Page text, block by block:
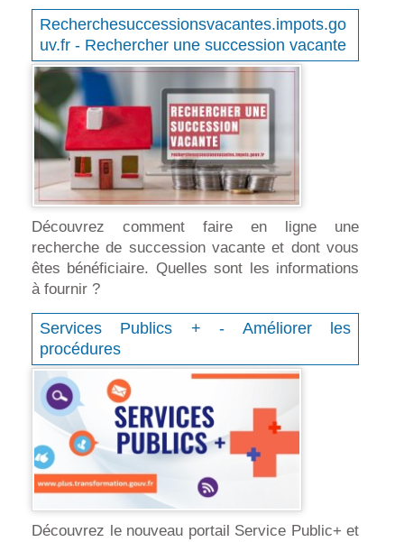
Recherchesuccessionsvacantes.impots.go
uv.fr - Rechercher une succession vacante
Découvrez comment faire en ligne une
recherche de succession vacante et dont vous
êtes bénéficiaire. Quelles sont les informations
à fournir ?
Services Publics + - Améliorer les
procédures
Découvrez le nouveau portail Service Public+ et